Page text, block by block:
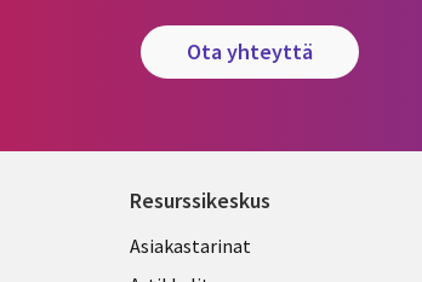
ota yhteyttä
Resurssikeskus
Library
Asiakastarinat